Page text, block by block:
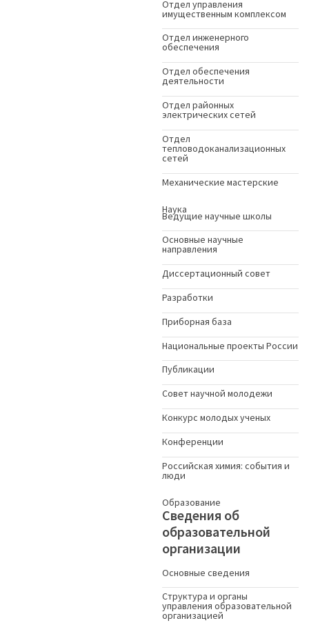
Отдел управления
имущественным комплексом
Отдел инженерного
обеспечения
Отдел обеспечения
деятельности
Отдел районных
электрических сетей
Отдел
тепловодоканализационных
сетей
Механические мастерские
Наука
Ведущие научные школы
Основные научные
направления
Диссертационный совет
Разработки
Приборная база
Национальные проекты России
Публикации
Совет научной молодежи
Конкурс молодых ученыx
Конференции
Российская химия: события и
люди
Образование
Сведения об
образовательной
организации
Основные сведения
Структура и органы
управления образовательной
организацией